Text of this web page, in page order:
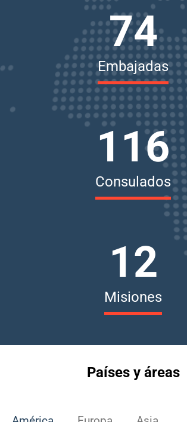
74
Embajadas
116
Consulados
12
Misiones
Países y áreas